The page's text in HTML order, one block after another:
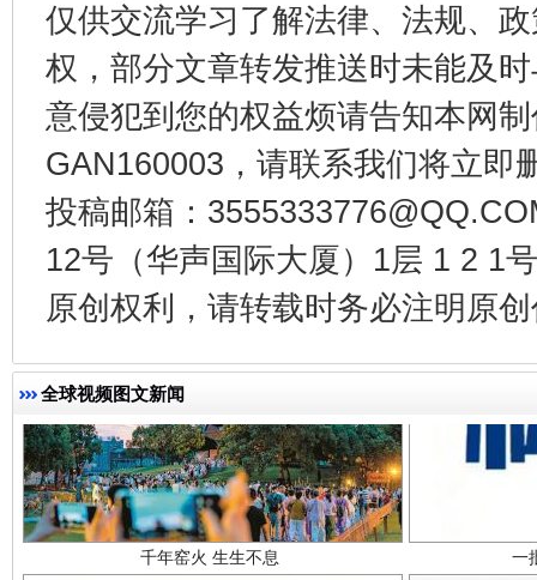
仅供交流学习了解法律、法规、
权，部分文章转发推送时未能及
意侵犯到您的权益烦请告知本网
GAN160003，请联系我们将立即
投稿邮箱：
12号（华声国际大厦）1层 1 2 1
原创权利，请转载时务必注明原
全球视频图文新闻
东山县通报“牛蛙产品抗生素超标问题” 法